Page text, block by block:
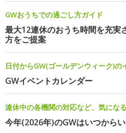
GWおうちでの過ごし方ガイド
最大12連休のおうち時間を充実
方をご提案
日付からGW(ゴールデンウィーク)の
GWイベントカレンダー
連休中の各機関の対応など、気にな
今年(2026年)のGWはいつから